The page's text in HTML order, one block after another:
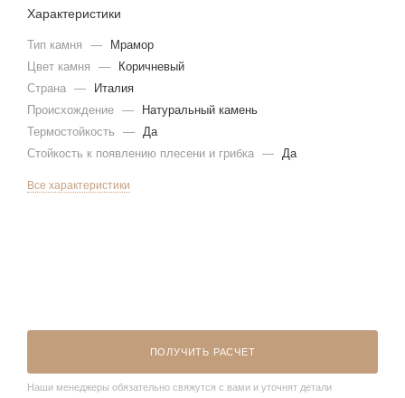
Характеристики
Тип камня —
Мрамор
Цвет камня
—
Коричневый
Страна —
Италия
Происхождение —
Натуральный камень
Термостойкость
—
Да
Стойкость к появлению плесени и грибка — Да
Все характеристики
ПОЛУЧИТЬ РАСЧЕТ
Наши менеджеры обязательно свяжутся с вами и уточнят детали